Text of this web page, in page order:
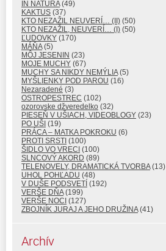
IN NATURA(49)
KAKTUS (37)
KTO NEZAŽIL NEUVERÍ… (II) (50)
KTO NEZAŽIL, NEUVERÍ… (I) (50)
ĽUDOVKY (170)
MÁŇA(5)
MÔJ JESENIN (23)
MOJE MUCHY (67)
MUCHY SA NIKDY NEMÝLIA(5)
MYŠLIENKY POD PAROU (16)
Nezaradené (3)
OSTROPESTREC (102)
ozorovske džveredelko (32)
PIESEŇ V UŠIACH, VIDEOBLOGY (23)
PO UŠI (19)
PRÁCA – MATKA POKROKU (6)
PROTI SRSTI (100)
ŠIDLO VO VRECI (100)
SLNCOVÝ AKORD (89)
TELENOVELY, DRAMATICKÁ TVORBA(13)
UHOL POHĽADU (48)
V DUŠE PODSVETÍ (192)
VERŠE DŇA(199)
VERŠE NOCI (127)
ZBOJNÍK JURAJ A JEHO DRUŽINA(41)
Archív